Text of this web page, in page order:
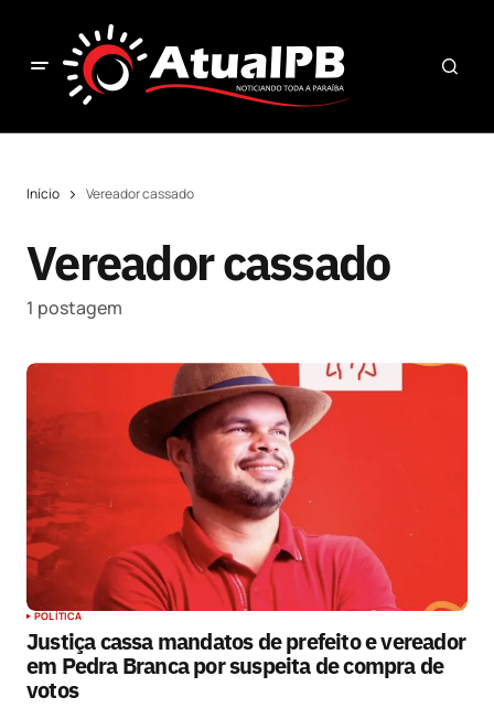
Início Vereador cassado
Vereador cassado
1 postagem
POLÍTICA
Justiça cassa mandatos de prefeito e vereador
em Pedra Branca por suspeita de compra de
votos